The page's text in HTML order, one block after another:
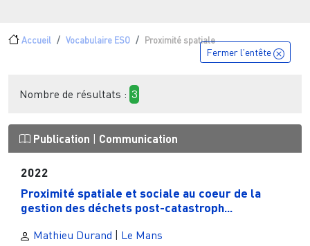
Fil d'Ariane
Accueil Vocabulaire ESO Proximité spatiale
Fermer l'entête
Nombre de résultats : 3
Publication Communication
2022
Proximité spatiale et sociale au coeur de la
gestion des déchets post-catastroph...
Mathieu Durand | Le Mans